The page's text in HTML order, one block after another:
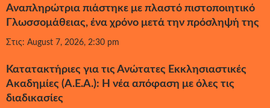
Αναπληρώτρια πιάστηκε με πλαστό πιστοποιητικό
Γλωσσομάθειας, ένα χρόνο μετά την πρόσληψή της
Στις: August 7, 2026, 2:30 pm
Κατατακτήριες για τις Ανώτατες Εκκλησιαστικές
Ακαδημίες (Α.Ε.Α.): Η νέα απόφαση με όλες τις
διαδικασίες